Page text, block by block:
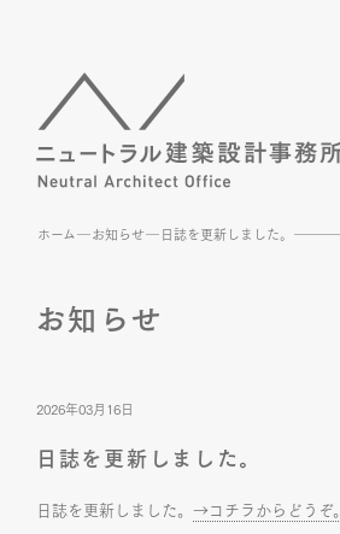
ホーム お知らせ 日誌を更新しました。
お知らせ
2026年03月16日
日誌を更新しました。
日誌を更新しました。 →コチラからどうぞ。